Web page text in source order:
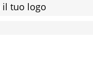
il tuo logo